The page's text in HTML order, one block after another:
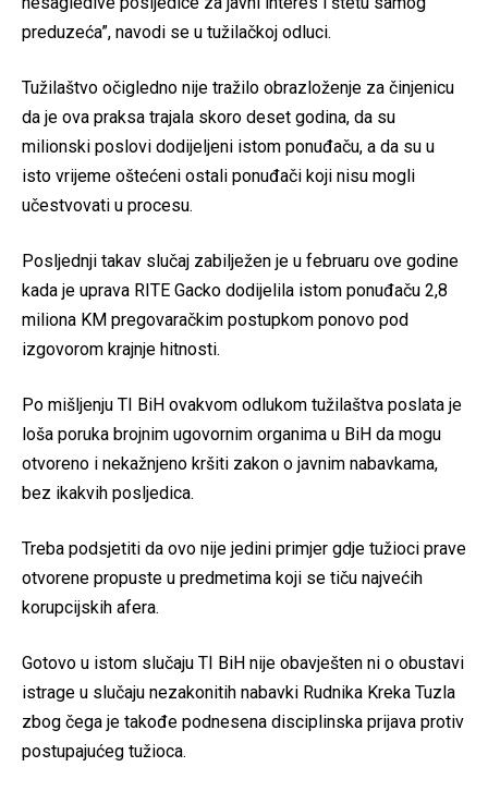
preduzeća”, navodi se u tužilačkoj odluci.
Tužilaštvo očigledno nije tražilo obrazloženje za činjenicu
da je ova praksa trajala skoro deset godina, da su
milionski poslovi dodijeljeni istom ponuđaču, a da su u
isto vrijeme oštećeni ostali ponuđači koji nisu mogli
učestvovati u procesu.
Posljednji takav slučaj zabilježen je u februaru ove godine
kada je uprava RITE Gacko dodijelila istom ponuđaču 2,8
miliona KM pregovaračkim postupkom ponovo pod
izgovorom krajnje hitnosti.
Po mišljenju TI BiH ovakvom odlukom tužilaštva poslata je
loša poruka brojnim ugovornim organima u BiH da mogu
otvoreno i nekažnjeno kršiti zakon o javnim nabavkama,
bez ikakvih posljedica.
Treba podsjetiti da ovo nije jedini primjer gdje tužioci prave
otvorene propuste u predmetima koji se tiču najvećih
korupcijskih afera.
Gotovo u istom slučaju TI BiH nije obavješten ni o obustavi
istrage u slučaju nezakonitih nabavki Rudnika Kreka Tuzla
zbog čega je takođe podnesena disciplinska prijava protiv
postupajućeg tužioca.